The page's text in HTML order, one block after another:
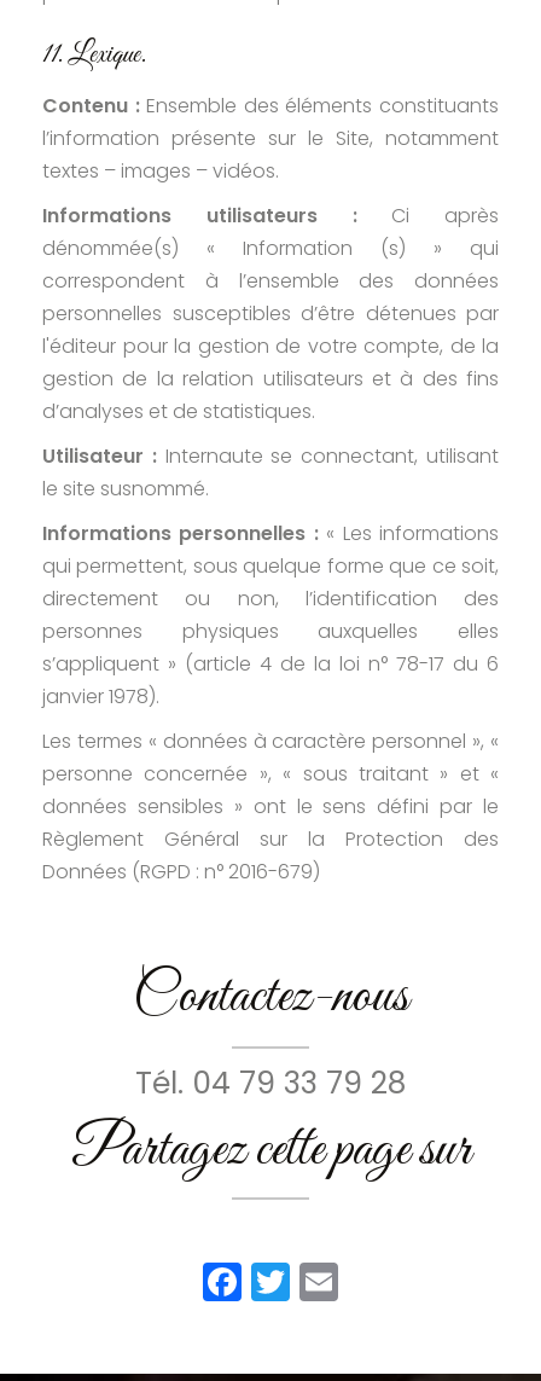
11. Lexique.
Contenu :Ensemble des éléments constituants
l’information présente sur le Site, notamment
textes – images – vidéos.
Informations utilisateurs :Ci après
dénommée(s) « Information (s) » qui
correspondent à l’ensemble des données
personnelles susceptibles d’être détenues par
l'éditeur pour la gestion de votre compte, de la
gestion de la relation utilisateurs et à des fins
d’analyses et de statistiques.
Utilisateur :Internaute se connectant, utilisant
le site susnommé.
Informations personnelles :« Les informations
qui permettent, sous quelque forme que ce soit,
directement ou non, l’identification des
personnes physiques auxquelles elles
s’appliquent » (article 4 de la loi n° 78-17 du 6
janvier 1978).
Les termes « données à caractère personnel », «
personne concernée », « sous traitant » et «
données sensibles » ont le sens défini par le
Règlement Général sur la Protection des
Données (RGPD : n° 2016-679)
Contactez-nous
Tél. 04 79 33 79 28
Partagez cette page sur
Facebook
Twitter